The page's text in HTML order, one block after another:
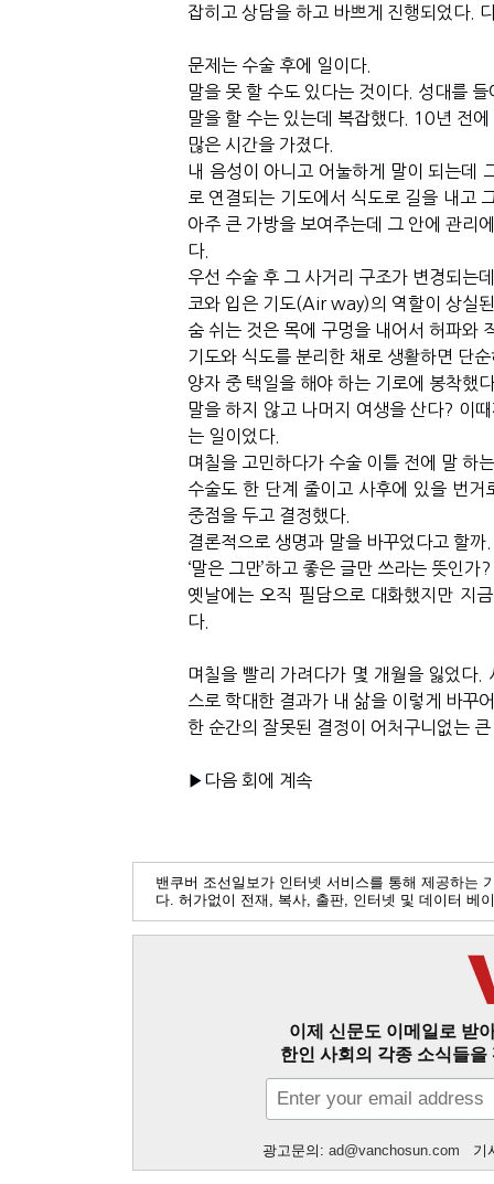
잡히고 상담을 하고 바쁘게 진행되었다.
문제는 수술 후에 일이다.
말을 못 할 수도 있다는 것이다. 성대를
말을 할 수는 있는데 복잡했다. 10년 전
많은 시간을 가졌다.
내 음성이 아니고 어눌하게 말이 되는데
로 연결되는 기도에서 식도로 길을 내고
아주 큰 가방을 보여주는데 그 안에 관리
다.
우선 수술 후 그 사거리 구조가 변경되는
코와 입은 기도(Air way)의 역할이 상실
숨 쉬는 것은 목에 구멍을 내어서 허파와
기도와 식도를 분리한 채로 생활하면 단
양자 중 택일을 해야 하는 기로에 봉착했
말을 하지 않고 나머지 여생을 산다? 이
는 일이었다.
며칠을 고민하다가 수술 이틀 전에 말 하
수술도 한 단계 줄이고 사후에 있을 번
중점을 두고 결정했다.
결론적으로 생명과 말을 바꾸었다고 할까.
‘말은 그만’하고 좋은 글만 쓰라는 뜻인가?
옛날에는 오직 필담으로 대화했지만 지
다.
며칠을 빨리 가려다가 몇 개월을 잃었다.
스로 학대한 결과가 내 삶을 이렇게 바꾸
한 순간의 잘못된 결정이 어처구니없는
▶다음 회에 계속
밴쿠버 조선일보가 인터넷 서비스를 통해 제공하는
다. 허가없이 전재, 복사, 출판, 인터넷 및 데이터 베
이제 신문도 이메일로 받
한인 사회의 각종 소식들
광고문의: ad@vanchosun.com 기